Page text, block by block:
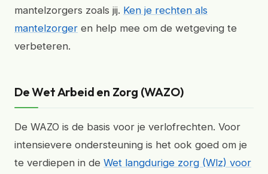
mantelzorgers zoals jij. Ken je rechten als
mantelzorger en help mee om de wetgeving te
verbeteren.
De Wet Arbeid en Zorg (WAZO)
De WAZO is de basis voor je verlofrechten. Voor
intensievere ondersteuning is het ook goed om je
te verdiepen in de Wet langdurige zorg (Wlz) voor